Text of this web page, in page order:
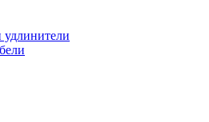
удлинители